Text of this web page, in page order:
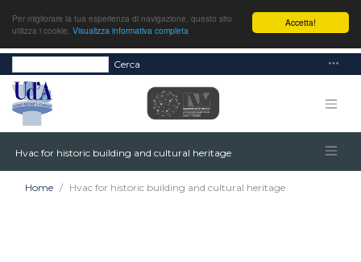
Accetta!
Per migliorare la tua esperienza di navigazione, questo sito
utilizza i cookie. Visualizza informativa completa
Cerca
Hvac for historic building and cultural heritage
Home Hvac for historic building and cultural heritage